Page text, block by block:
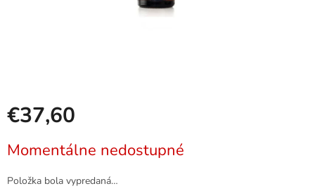
€37,60
cena:
Momentálne nedostupné
Položka bola vypredaná…